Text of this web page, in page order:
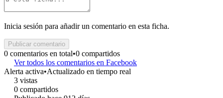
Inicia sesión para añadir un comentario en esta ficha.
Publicar comentario
0 comentarios en total•0 compartidos
Ver todos los comentarios en Facebook
Alerta activa•Actualizado en tiempo real
3 vistas
0 compartidos